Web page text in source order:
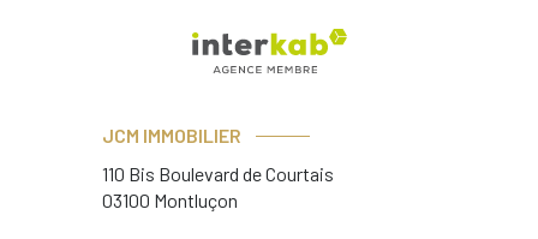
JCM IMMOBILIER
110 Bis Boulevard de Courtais
03100 Montluçon